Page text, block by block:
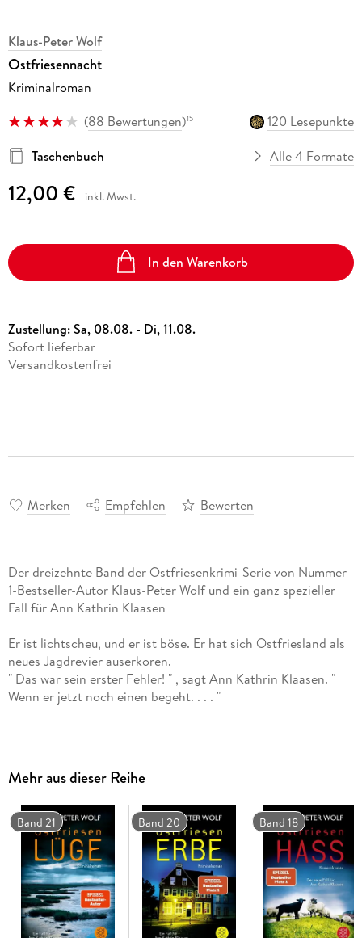
Klaus-Peter Wolf
Ostfriesennacht
Kriminalroman
(88 Bewertungen)15
120 Lesepunkte
Taschenbuch
Alle 4 Formate
12,00 € inkl. Mwst.
In den Warenkorb
Zustellung:Sa, 08.08. - Di, 11.08.
Sofort lieferbar
Versandkostenfrei
Merken Empfehlen Bewerten
Der dreizehnte Band der Ostfriesenkrimi-Serie von Nummer
1-Bestseller-Autor Klaus-Peter Wolf und ein ganz spezieller
Fall für Ann Kathrin Klaasen
Er ist lichtscheu, und er ist böse. Er hat sich Ostfriesland als
neues Jagdrevier auserkoren.
" Das war sein erster Fehler! " , sagt Ann Kathrin Klaasen. "
Wenn er jetzt noch einen begeht. . . . "
sichersten fühlen. Was verbindet diese Frauen?
Im neuen Fall jagt Ann Kathrin Klaasen nicht nur einen
psychopathischen Mörder, sondern sie versucht auch, ihren
Mann Frank Weller vor einem Desaster zu bewahren. Und zu
allem Überfluss mischt sich auch noch das BKA ein.
Mehr aus dieser Reihe
Band 21 Band 20 Band 18